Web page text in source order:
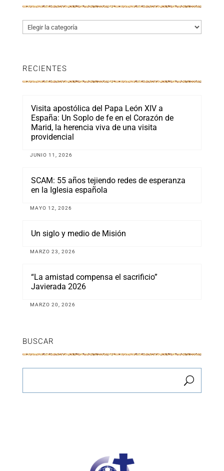
Categorías
RECIENTES
Visita apostólica del Papa León XIV a
España: Un Soplo de fe en el Corazón de
Marid, la herencia viva de una visita
providencial
JUNIO 11, 2026
SCAM: 55 años tejiendo redes de esperanza
en la Iglesia española
MAYO 12, 2026
Un siglo y medio de Misión
MARZO 23, 2026
“La amistad compensa el sacrificio”
Javierada 2026
MARZO 20, 2026
BUSCAR